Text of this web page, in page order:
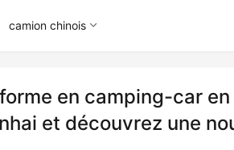
camion chinois
en camping-car
et découvrez une